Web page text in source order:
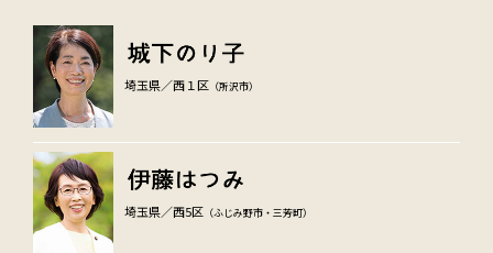
埼玉県／西１区 （所沢市）
埼玉県／西5区 （ふじみ野市・三芳町）